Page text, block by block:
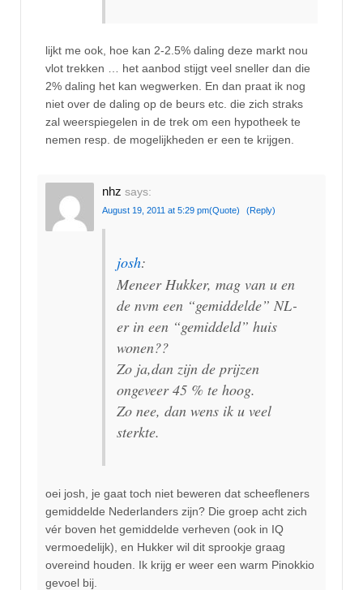
lijkt me ook, hoe kan 2-2.5% daling deze markt nou
vlot trekken … het aanbod stijgt veel sneller dan die
2% daling het kan wegwerken. En dan praat ik nog
niet over de daling op de beurs etc. die zich straks
zal weerspiegelen in de trek om een hypotheek te
nemen resp. de mogelijkheden er een te krijgen.
nhz says:
August 19, 2011 at 5:29 pm(Quote) (Reply)
josh:
Meneer Hukker, mag van u en
de nvm een “gemiddelde” NL-
er in een “gemiddeld” huis
wonen??
Zo ja,dan zijn de prijzen
ongeveer 45 % te hoog.
Zo nee, dan wens ik u veel
sterkte.
oei josh, je gaat toch niet beweren dat scheefleners
gemiddelde Nederlanders zijn? Die groep acht zich
vér boven het gemiddelde verheven (ook in IQ
vermoedelijk), en Hukker wil dit sprookje graag
overeind houden. Ik krijg er weer een warm Pinokkio
gevoel bij.